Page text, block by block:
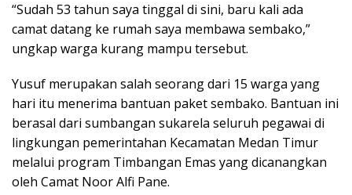
“Sudah 53 tahun saya tinggal di sini, baru kali ada
camat datang ke rumah saya membawa sembako,”
ungkap warga kurang mampu tersebut.
Yusuf merupakan salah seorang dari 15 warga yang
hari itu menerima bantuan paket sembako. Bantuan ini
berasal dari sumbangan sukarela seluruh pegawai di
lingkungan pemerintahan Kecamatan Medan Timur
melalui program Timbangan Emas yang dicanangkan
oleh Camat Noor Alfi Pane.